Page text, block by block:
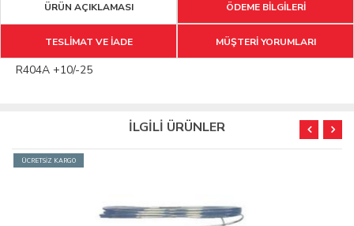
ÜRÜN AÇIKLAMASI ÖDEME BİLGİLERİ
TESLİMAT VE İADE MÜŞTERİ YORUMLARI
R404A +10/-25
İLGİLİ ÜRÜNLER